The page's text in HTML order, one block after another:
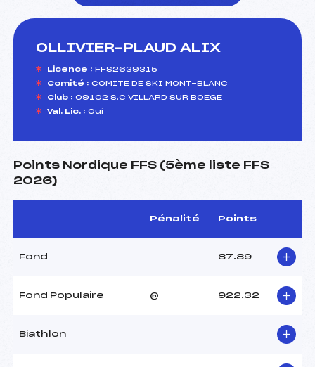
OLLIVIER-PLAUD ALIX
Licence : FFS2639315
Comité : COMITE DE SKI MONT-BLANC
Club : 09102 S.C VILLARD SUR BOEGE
Val. Lic. : Oui
Points Nordique FFS (5ème liste FFS
2026)
Pénalité Points
Fond 87.89
Fond Populaire @ 922.32
Biathlon